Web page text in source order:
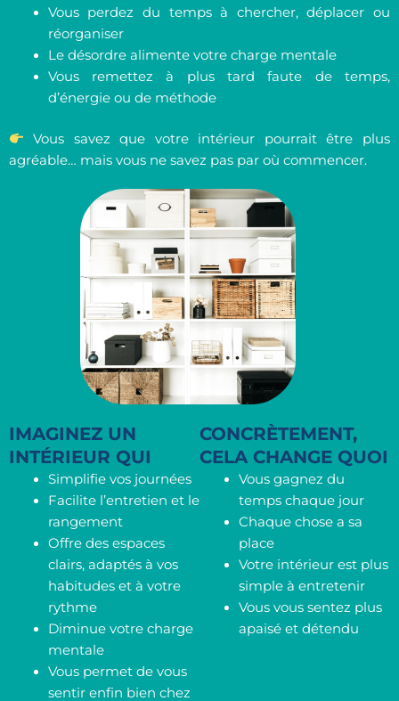
Vous perdez du temps à chercher, déplacer ou
réorganiser
Le désordre alimente votre charge mentale
Vous remettez à plus tard faute de temps,
d’énergie ou de méthode
Vous savez que votre intérieur pourrait être plus
agréable… mais vous ne savez pas par où commencer.
IMAGINEZ UN
INTÉRIEUR QUI
Simplifie vos journées
Facilite l’entretien et le
rangement
Offre des espaces
clairs, adaptés à vos
habitudes et à votre
rythme
Diminue votre charge
mentale
Vous permet de vous
sentir enfin bien chez
CONCRÈTEMENT,
CELA CHANGE QUOI
Vous gagnez du
temps chaque jour
Chaque chose a sa
place
Votre intérieur est plus
simple à entretenir
Vous vous sentez plus
apaisé et détendu